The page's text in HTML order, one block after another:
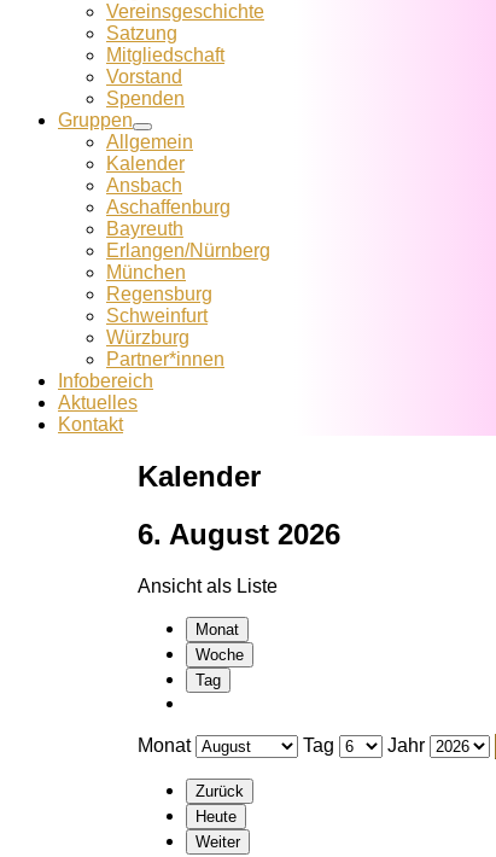
Vereins­geschichte
Satzung
Mitglied­schaft
Vorstand
Spenden
Gruppen
Allgemein
Kalender
Ansbach
Aschaffenburg
Bayreuth
Erlangen/Nürnberg
München
Regensburg
Schweinfurt
Würzburg
Partner*innen
Infobereich
Aktuelles
Kontakt
Kalender
6. August 2026
Ansicht als Liste
Monat
Woche
Tag
Monat Tag Jahr
Zurück
Heute
Weiter